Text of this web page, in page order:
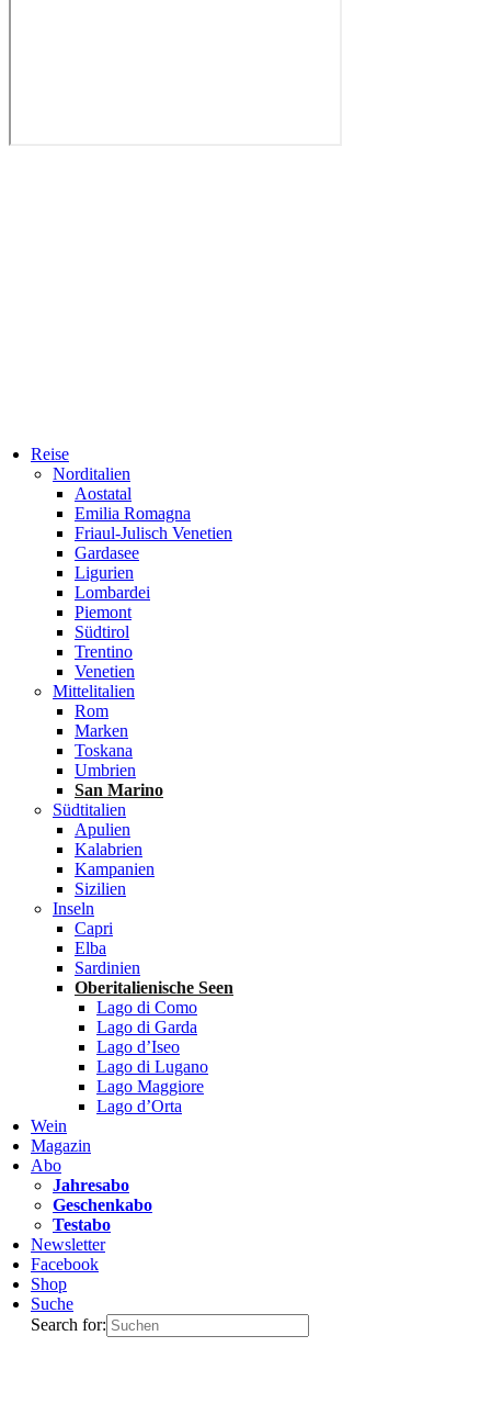
Reise
Norditalien
Aostatal
Emilia Romagna
Friaul-Julisch Venetien
Gardasee
Ligurien
Lombardei
Piemont
Südtirol
Trentino
Venetien
Mittelitalien
Rom
Marken
Toskana
Umbrien
San Marino
Südtitalien
Apulien
Kalabrien
Kampanien
Sizilien
Inseln
Capri
Elba
Sardinien
Oberitalienische Seen
Lago di Como
Lago di Garda
Lago d’Iseo
Lago di Lugano
Lago Maggiore
Lago d’Orta
Wein
Magazin
Abo
Jahresabo
Geschenkabo
Testabo
Newsletter
Facebook
Shop
Suche
Search for: